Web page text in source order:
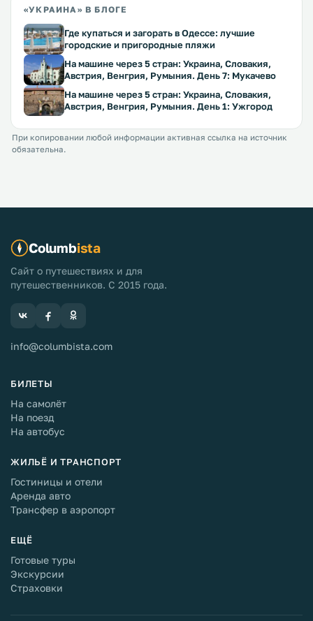
«УКРАИНА» В БЛОГЕ
Где купаться и загорать в Одессе: лучшие
городские и пригородные пляжи
На машине через 5 стран: Украина, Словакия,
Австрия, Венгрия, Румыния. День 7: Мукачево
На машине через 5 стран: Украина, Словакия,
Австрия, Венгрия, Румыния. День 1: Ужгород
При копировании любой информации активная ссылка на источник
обязательна.
Columbista
Сайт о путешествиях и для
путешественников. С 2015 года.
info@columbista.com
БИЛЕТЫ
На самолёт
На поезд
На автобус
ЖИЛЬЁ И ТРАНСПОРТ
Гостиницы и отели
Аренда авто
Трансфер в аэропорт
ЕЩЁ
Готовые туры
Экскурсии
Страховки